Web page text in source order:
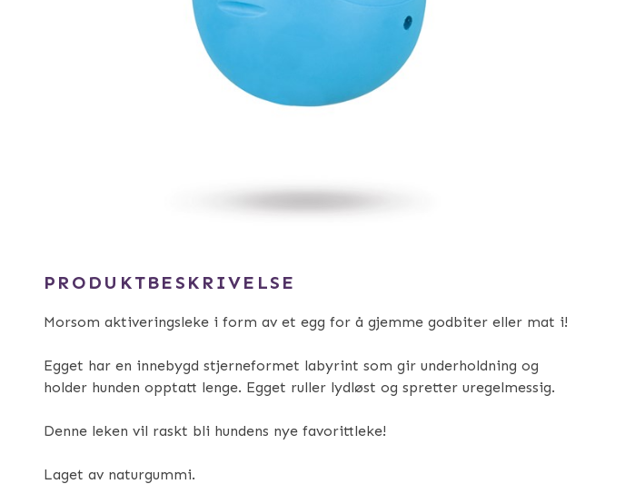
PRODUKTBESKRIVELSE
Morsom aktiveringsleke i form av et egg for å gjemme godbiter eller mat i!
Egget har en innebygd stjerneformet labyrint som gir underholdning og
holder hunden opptatt lenge. Egget ruller lydløst og spretter uregelmessig.
Denne leken vil raskt bli hundens nye favorittleke!
Laget av naturgummi.